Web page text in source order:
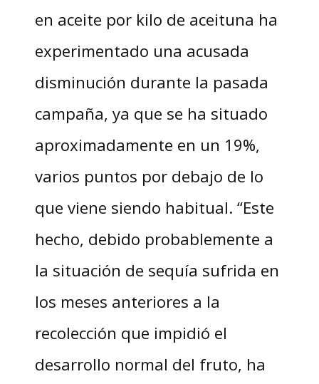
en aceite por kilo de aceituna ha
experimentado una acusada
disminución durante la pasada
campaña, ya que se ha situado
aproximadamente en un 19%,
varios puntos por debajo de lo
que viene siendo habitual. “Este
hecho, debido probablemente a
la situación de sequía sufrida en
los meses anteriores a la
recolección que impidió el
desarrollo normal del fruto, ha